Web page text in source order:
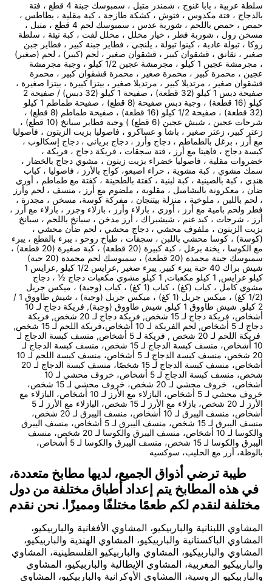
سلطة عربية ، بابا غنوج ، شمندر متبل ، سمبوسك جبنة 4 قطع ، فتة
بالدجاج ، فتة مكدوس ، فتوش ، كشكة طازجة ، كبة مقلية ، بطاطس ،
حمص ، حمص باللحم ، شوربة عدس ، سمبوسك لحم 4 قطع ، متبل ،
مسخن رول ، شوربة فطر ، خيار مخلل ، مخلل لفت ، كبة نيئة ، سلطة
روكا ، تبولة عادية ، كينوا تبولة ، يلنجي ، فطاير جبنة كبير ، فطاير جبن
صغير ، نقانق ، قشقوان كبير ، قشقوان صغير ، لحم (كبير) ، لحم (صغير)
، مجرمشة عجين 1 كيلو ، مجرمشة عجين 1/2 كيلو ، وجبة مجرمشة
عجين ، محمرة كبير ، محمرة صغير ، محمرة قشقوان كبير ، محمرة
قشقوان صغير ، مرتديلا كبير ، مرتديلا صغير ، بيتزا كبيرة ، بيتزا صغيرة ،
صفيحة دبس 1 كيلو (32 قطعة) ، صفيحة 1 كيلو (32 دبس) / صفيحة 2
كيلو (16 قطعة) ، وجبة دبس صفيحة (8 قطع) ، صفيحة طماطم 1 كيلو
(32 قطعة) ، صفيحة 1/2 كيلو (16 قطعة) ، صفيحة طماطم (8 قطع) ،
شرحات عجين ، شيش عجين (6 قطع) ) وجبة فطاير سبانخ (10 قطع) ،
زعتر كبير، زعتر صغير ، باشا و عساكرو ، فاصوليا بزيت الزيتون ، فاصوليا
مع أرز ، برغل بالطماطم ، دجاج وأرز ، دجاج برياني ، دجاج إسكالوب ،
كبسة دجاج ، فاهيتا مع أرز ، فتة سجقات ، فريكة دجاج ، فريكة ،
خضروات مقلية ، فاصوليا خضراء بزيت زيتون ، مشوي دجاج بالخضار ،
سمك مشوي ، كبة مشوية ، حراء اصبعو، كواج بالأرز ، فاصوليا ، كباب
هندي ، كبة بالصينية ، كبة لبنية ، كفتة بالطحينة ، كفتة مع طماطم ، أوزي
ضأن ، معكرونة بالبشاميل ، مقلوبة ، ملضوم مع أرز ، منسف ، لحم وأرز
، لحم باللبن ، ملوخية ، منزلة بيتنجان ، مفركة كوسة، مسخن ، مجدرة ،
فطر ولحم بامية مع أرز ، أوزي ، بازلاء وأرز ، بازلاء وجزر ، بازلاء مع أرز ،
أرز ، شرحات ، كبد غنم ، شيشبراك ، أرز مدخن ، سبانخ باللحم ، سبانخ
بزيت الزيتون ، ملفوف محشي ، دجاج محشي ، لحم ضأن محشي ،
(كوسة) ، كوسا محشي باللبن ، سجقات ، طباخ روحو ، يبرء بالقطع ، يبرء
مع الكوسا ، يخنة برغل ، كبة كبيرة (20 قطعة) ، كبة صغيرة (20 قطعة) ،
سمبوسك جبنة مجمدة (20 قطعة) ، سمبوسك لحم مجمدة (20 حبة)
شيش براك 40 حبة يبرء كبير, يبرء صغير ,عرايس 1/2 كيلو ,عرايس 1
كيلو عرايس, 1 كيلو مكعبات, 1 كيلو مشوي مكعبات دجاج ½ ، دجاج
مشوي كامل ، كباب (كغ) ، كباب (1 كغ) ، كباب (وجبة) ، ميكس جريل
(1/2 كغ) ، ميكس جريل (1 كغ) ، ميكس جريل (وجبة) ، شيش طاووق 1 /
2 كيلو, شيش طاووق 1 كيلو, شيش طاووق (وجبة), فريكة دجاج لـ 10
أشخاص، فريكة دجاج لـ 15 شخص, فريكة دجاج لـ 20 شخص, فريكة
دجاج لـ 5 أشخاص, لحم الفريكة لـ 10 أشخاص،فريكة اللحم لـ 15 شخص,
فريكة اللحم لـ 20 شخص , فريكة لـ 5 أشخاص, منسف كبسة الدجاج لـ
10 أشخاص، منسف كبسة الدجاج لـ 15 شخص، منسف كبسة الدجاج لـ
20 شخص، منسف كبسة الدجاج لـ 5 أشخاص، منسف كبسة اللحم لـ 10
أشخاص، منسف كبسة الدجاج لـ 15 شخصًا، منسف كبسة الدجاج لـ 20
شخص، منسف كبسة الدجاج لـ 5 أشخاص، خروف محشي لـ 10
أشخاص، خروف محشي لـ 20 شخص، خروف محشي لـ 15 شخص،
خروف محشي لـ 5 أشخاص، البازلاء مع الأرز لـ 10 أشخاص، البازلاء مع
الأرز لـ 20 شخص، بازلاء مع الأرز لـ 15 شخص، البازلاء مع الأرز لـ 5
أشخاص، منسف اليبرق لـ 10 أشخاص، منسف اليبرق لـ 20 شخص،
منسف اليبرق لـ 15 شخص، منسف اليبرق لـ 5 أشخاص، منسف اليبرق
والكوسا لـ 10 أشخاص، منسف اليبرق والكوسا لـ 20 شخص، منسف
اليبرق والكوسا لـ 15 شخص، منسف اليبرق والكوسا لـ 5 أشخاص،
بالوظة، أرز مع الحليب، سوكسيه
طيبة ترضي أذواق الجميع، لديها مطابخ متعددة،
في هذه المطابخ يتم إعداد أطباق مختلفة من دول
مختلفة لنقدم لكم طعمًا مختلفًا ومميزًا. نحن نقدم
المشاوي اللبنانية والباربيكيو، المشاوي الأفغانية والباربيكيو،
المشاوي الباكستانية والباربيكيو، المشاوي الهندية والباربيكيو،
المشاوي والباربيكيو، المشاوي والباربيكيو الفلسطينية، المشاوي
والباربيكيو المغربية، المشاوي الإيطالية والباربيكيو، المشاوي
والباربيكيو الروسية، االمشاوي الأوكرانية والباربيكيو، المشاوي